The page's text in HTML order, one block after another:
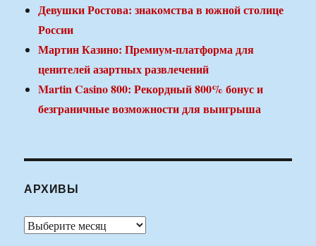
Девушки Ростова: знакомства в южной столице
России
Мартин Казино: Премиум-платформа для
ценителей азартных развлечений
Martin Casino 800: Рекордный 800% бонус и
безграничные возможности для выигрыша
АРХИВЫ
Архивы